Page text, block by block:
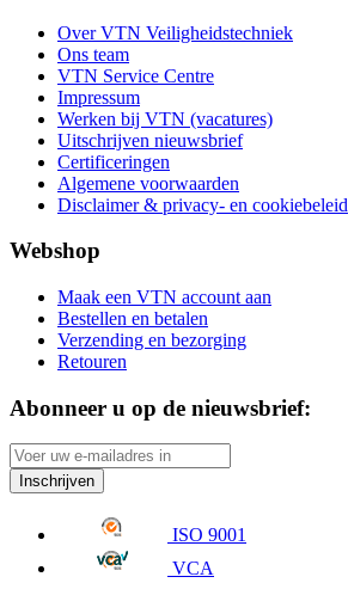
Over VTN Veiligheidstechniek
Ons team
VTN Service Centre
Impressum
Werken bij VTN (vacatures)
Uitschrijven nieuwsbrief
Certificeringen
Algemene voorwaarden
Disclaimer & privacy- en cookiebeleid
Webshop
Maak een VTN account aan
Bestellen en betalen
Verzending en bezorging
Retouren
Abonneer u op de nieuwsbrief:
Inschrijven
ISO 9001
VCA